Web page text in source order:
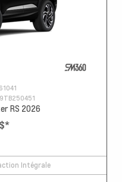
RS 2026
*
Intégrale